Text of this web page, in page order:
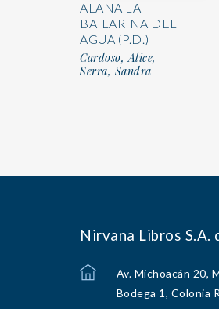
ALANA LA
BAILARINA DEL
AGUA (P.D.)
Cardoso, Alice,
Serra, Sandra
Nirvana Libros S.A.
Av. Michoacán 20,
Bodega 1, Colonia